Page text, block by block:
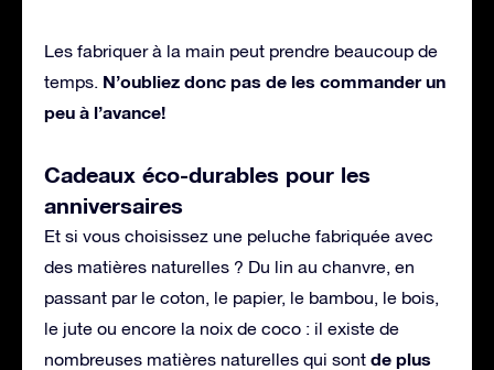
Les fabriquer à la main peut prendre beaucoup de
temps. N’oubliez donc pas de les commander un
peu à l’avance!
Cadeaux éco-durables pour les
anniversaires
Et si vous choisissez une peluche fabriquée avec
des matières naturelles ? Du lin au chanvre, en
passant par le coton, le papier, le bambou, le bois,
le jute ou encore la noix de coco : il existe de
nombreuses matières naturelles qui sont de plus